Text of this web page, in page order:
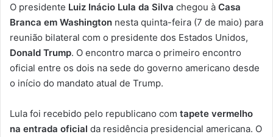
O presidente Luiz Inácio Lula da Silva chegou à Casa
Branca em Washington nesta quinta-feira (7 de maio) para
reunião bilateral com o presidente dos Estados Unidos,
Donald Trump. O encontro marca o primeiro encontro
oficial entre os dois na sede do governo americano desde
o início do mandato atual de Trump.
Lula foi recebido pelo republicano com tapete vermelho
na entrada oficial da residência presidencial americana. O